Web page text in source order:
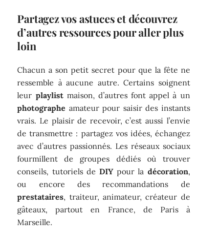
Partagez vos astuces et découvrez
d’autres ressources pour aller plus
loin
Chacun a son petit secret pour que la fête ne
ressemble à aucune autre. Certains soignent
leur playlistmaison, d’autres font appel à un
photographe amateur pour saisir des instants
vrais. Le plaisir de recevoir, c’est aussi l’envie
de transmettre : partagez vos idées, échangez
avec d’autres passionnés. Les réseaux sociaux
fourmillent de groupes dédiés où trouver
conseils, tutoriels de DIY pour la décoration,
ou encore des recommandations de
prestataires, traiteur, animateur, créateur de
gâteaux, partout en France, de Paris à
Marseille.